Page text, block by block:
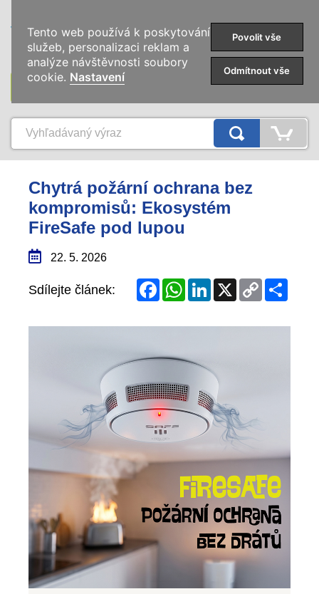
KATEGÓRIE
Chytrá požární ochrana bez
kompromisů: Ekosystém
FireSafe pod lupou
22. 5. 2026
Sdílejte článek: FacebookWhatsAppLinkedIn
Copy
Link
Tento web používá k poskytování
služeb, personalizaci reklam a
analýze návštěvnosti soubory
cookie. Nastavení
Povolit vše
Odmítnout vše